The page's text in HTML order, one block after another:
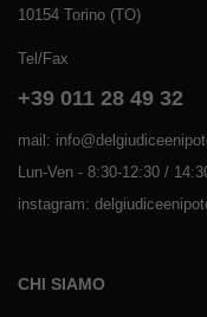
10154 Torino (TO)
Tel/Fax
+39 011 28 49 32
mail:
Lun-Ven - 8:30-12:30 /
instagram:
CHI SIAMO